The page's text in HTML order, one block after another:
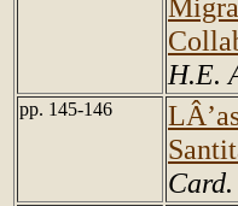
H.E.
pp. 145-146